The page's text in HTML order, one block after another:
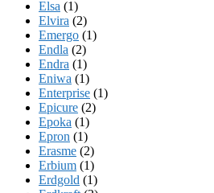
Elsa (1)
Elvira (2)
Emergo (1)
Endla (2)
Endra (1)
Eniwa (1)
Enterprise (1)
Epicure (2)
Epoka (1)
Epron (1)
Erasme (2)
Erbium (1)
Erdgold (1)